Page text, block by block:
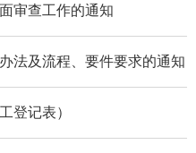
审查工作的通知
法及流程、要件要求的通知
登记表）